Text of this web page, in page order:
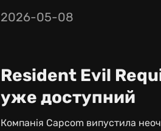
2026-05-08
Resident Evil
уже доступний
Компанія Capcom випустила